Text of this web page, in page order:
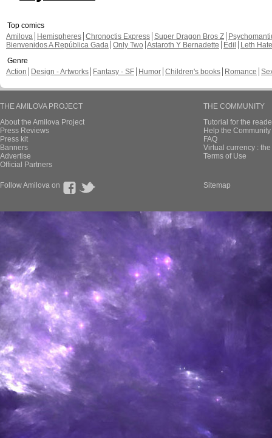
Top comics
Amilova
Hemispheres Chronoctis Express Super Dragon Bros Z
Bienvenidos A República Gada Only Two Astaroth Y Bernadette Edil
Leth Hate
Genre
Action
Design - Artworks Fantasy - SF Humor Children's books Romance
THE AMILOVA PROJECT
About the Amilova Project
Press Reviews
Press kit
Banners
Advertise
Official Partners
THE COMMUNITY
Tutorial for the
Help the
FAQ
Virtual currency :
Terms of Use
Follow Amilova on Sitemap